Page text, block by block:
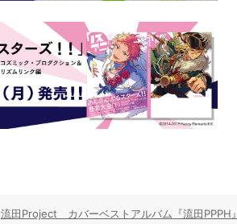
流田Project カバーベストアルバム『流田PPPH